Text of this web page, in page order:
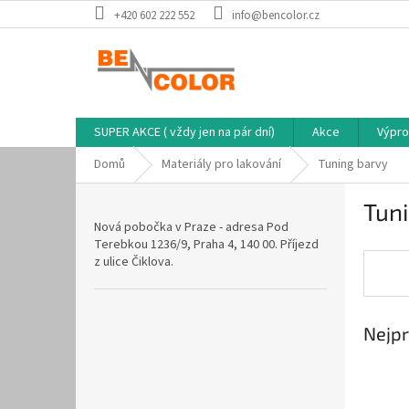
na
+420 602 222 552 info@bencolor.cz
SUPER AKCE ( vždy jen na pár dní) Akce
Domů
Materiály pro lakování Tuning barvy
Nová pobočka v Praze - adresa Pod
Terebkou 1236/9, Praha 4, 140 00. Příjezd
z ulice Čiklova.